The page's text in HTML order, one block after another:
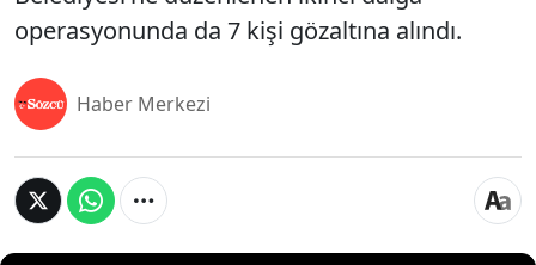
operasyonunda da 7 kişi gözaltına alındı.
Haber Merkezi